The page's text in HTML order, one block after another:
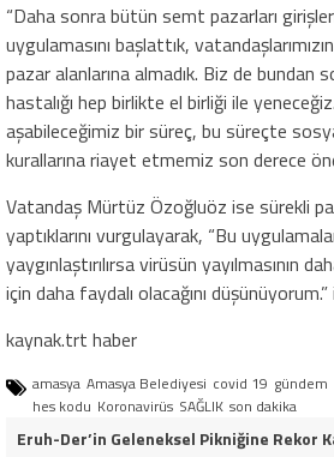
“Daha sonra bütün semt pazarları
uygulamasını başlattık,
pazar alanlarına almadık. Biz de bundan
hastalığı hep birlikte el birliği ile
aşabileceğimiz bir süreç, bu süreçte
kurallarına riayet etmemiz son derece
Vatandaş Mürtüz Özoğluöz ise sürekli
yaptıklarını vurgulayarak, “Bu
yaygınlaştırılırsa virüsün yayılmasının
için daha faydalı olacağını
kaynak.trt haber
amasya Amasya Belediyesi covid 19 gündem
hes kodu Koronavirüs SAĞLIK son dakika
Eruh-Der’in Geleneksel Pikniğine Rekor